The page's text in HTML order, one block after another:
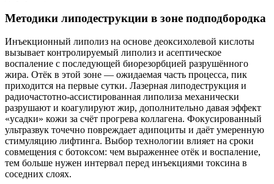
Методики липодеструкции в зоне подподбородка
Инъекционный липолиз на основе деоксихолевой кислоты
вызывает контролируемый липолиз и асептическое
воспаление с последующей биорезорбцией разрушённого
жира. Отёк в этой зоне — ожидаемая часть процесса, пик
приходится на первые сутки. Лазерная липодеструкция и
радиочастотно-ассистированная липолиза механически
разрушают и коагулируют жир, дополнительно давая эффект
«усадки» кожи за счёт прогрева коллагена. Фокусированный
ультразвук точечно повреждает адипоциты и даёт умеренную
стимуляцию лифтинга. Выбор технологии влияет на сроки
совмещения с ботоксом: чем выраженнее отёк и воспаление,
тем больше нужен интервал перед инъекциями токсина в
соседних слоях.